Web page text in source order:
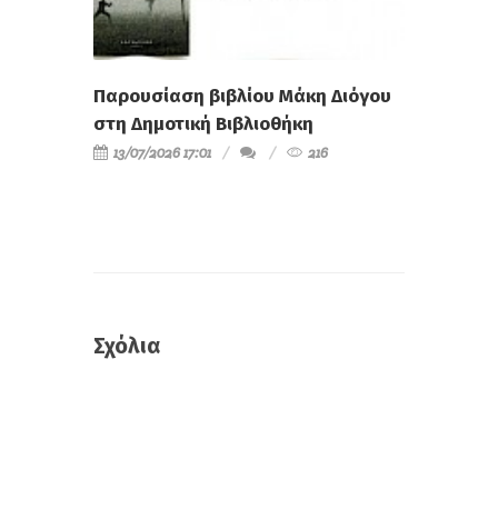
Παρουσίαση βιβλίου Μάκη Διόγου
στη Δημοτική Βιβλιοθήκη
13/07/2026 17:01 216
Σχόλια